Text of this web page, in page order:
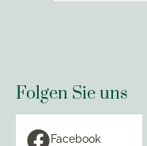
Folgen Sie uns
Facebook